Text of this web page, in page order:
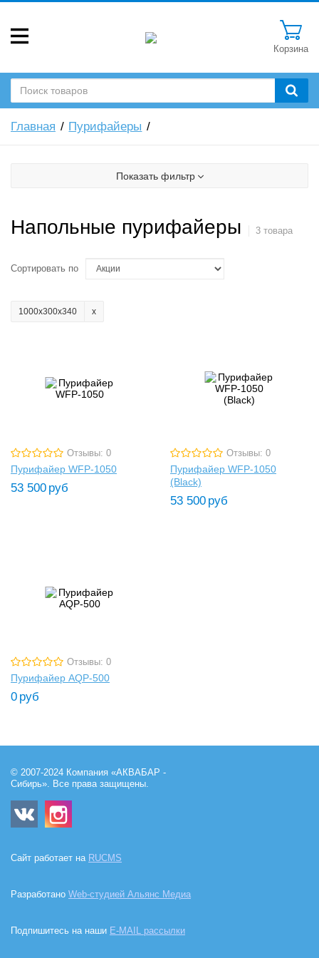
Корзина
Главная Пурифайеры
Показать фильтр
Напольные пурифайеры 3 товара
Сортировать по
1000х300х340
Отзывы: 0
Пурифайер WFP-1050
53 500 руб
Отзывы: 0
Пурифайер WFP-1050
(Black)
53 500 руб
Отзывы: 0
Пурифайер AQP-500
0 руб
© 2007-2024 Компания «АКВАБАР -
Сибирь». Все права защищены.
Сайт работает на RUCMS
Разработано Web-студией Альянс Медиа
Подпишитесь на наши E-MAIL рассылки